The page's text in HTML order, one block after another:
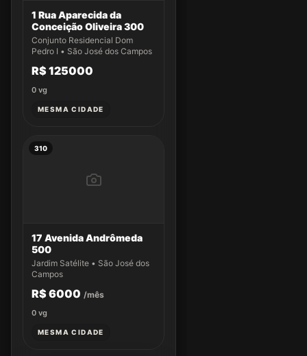
1 Rua Aparecida da
Conceição Oliveira 300
Conjunto Residencial Dom
Pedro I • São José dos Campos
R$ 125000
0 vg
MESMA CIDADE
310
17 Avenida Andrômeda
500
Jardim Satélite • São José dos
Campos
R$ 6000 /mês
0 vg
MESMA CIDADE